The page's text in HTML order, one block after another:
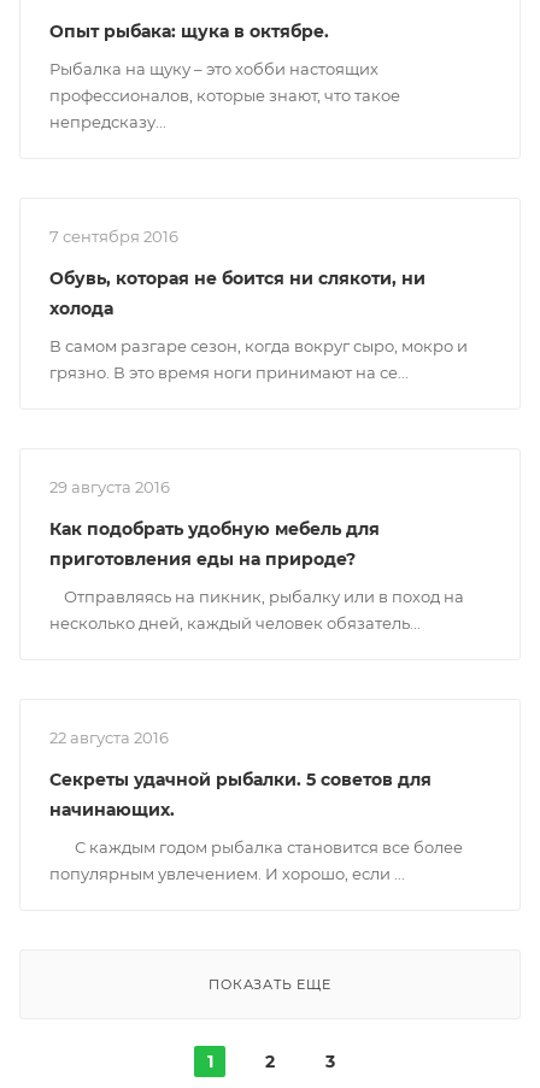
Опыт рыбака: щука в октябре.
Рыбалка на щуку – это хобби настоящих
профессионалов, которые знают, что такое
непредсказу...
7 сентября 2016
Обувь, которая не боится ни слякоти, ни
холода
В самом разгаре сезон, когда вокруг сыро, мокро и
грязно. В это время ноги принимают на се...
29 августа 2016
Как подобрать удобную мебель для
приготовления еды на природе?
Отправляясь на пикник, рыбалку или в поход на
несколько дней, каждый человек обязатель...
22 августа 2016
Секреты удачной рыбалки. 5 советов для
начинающих.
С каждым годом рыбалка становится все более
популярным увлечением. И хорошо, если ...
ПОКАЗАТЬ ЕЩЕ
1 2 3